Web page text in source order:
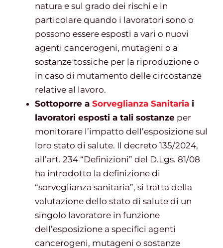
natura e sul grado dei rischi e in
particolare quando i lavoratori sono o
possono essere esposti a vari o nuovi
agenti cancerogeni, mutageni o a
sostanze tossiche per la riproduzione o
in caso di mutamento delle circostanze
relative al lavoro.
Sottoporre a Sorveglianza Sanitaria i
lavoratori esposti a tali sostanze per
monitorare l’impatto dell’esposizione sul
loro stato di salute. Il decreto 135/2024,
all’art. 234 “Definizioni” del D.Lgs. 81/08
ha introdotto la definizione di
“sorveglianza sanitaria”, si tratta della
valutazione dello stato di salute di un
singolo lavoratore in funzione
dell’esposizione a specifici agenti
cancerogeni, mutageni o sostanze